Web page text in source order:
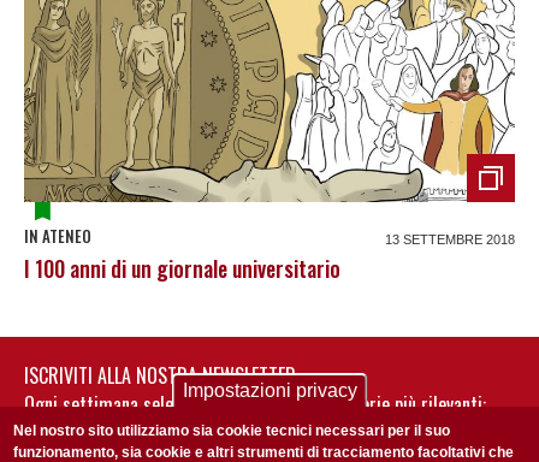
IN ATENEO 13 SETTEMBRE 2018
I 100 anni di un giornale universitario
ISCRIVITI ALLA NOSTRA NEWSLETTER
Ogni settimana selezioniamo per te nostre storie più rilevanti:
non perderti gli aggiornamenti della nostra newsletter
Impostazioni privacy
Nel nostro sito utilizziamo sia cookie tecnici necessari per il suo
funzionamento, sia cookie e altri strumenti di tracciamento facoltativi che